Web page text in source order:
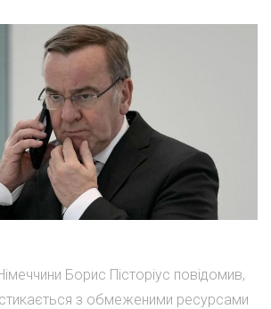
Борис Пісторіус повідомив,
з обмеженими ресурсами